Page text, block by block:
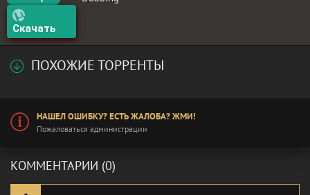
Скачать
ПОХОЖИЕ ТОРРЕНТЫ
НАШЕЛ ОШИБКУ? ЕСТЬ ЖАЛОБА? ЖМИ!
Пожаловаться администрации
КОММЕНТАРИИ (0)